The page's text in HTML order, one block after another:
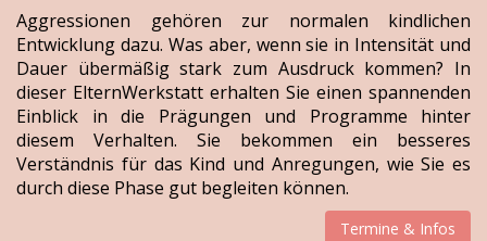
Aggressionen gehören zur normalen kindlichen
Entwicklung dazu. Was aber, wenn sie in Intensität und
Dauer übermäßig stark zum Ausdruck kommen? In
dieser ElternWerkstatt erhalten Sie einen spannenden
Einblick in die Prägungen und Programme hinter
diesem Verhalten. Sie bekommen ein besseres
Verständnis für das Kind und Anregungen, wie Sie es
durch diese Phase gut begleiten können.
Termine & Infos